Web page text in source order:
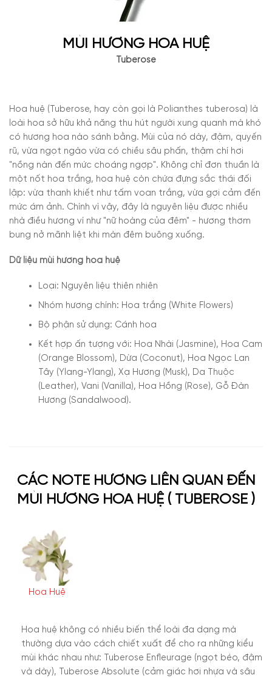
MÙI HƯƠNG HOA HUỆ
Tuberose
Hoa huệ (Tuberose, hay còn gọi là Polianthes tuberosa) là
loài hoa sở hữu khả năng thu hút người xung quanh mà khó
có hương hoa nào sánh bằng. Mùi của nó dày, đậm, quyến
rũ, vừa ngọt ngào vừa có chiều sâu phấn, thậm chí hơi
"nồng nàn đến mức choáng ngợp". Không chỉ đơn thuần là
một nốt hoa trắng, hoa huệ còn chứa đựng sắc thái đối
lập: vừa thanh khiết như tấm voan trắng, vừa gợi cảm đến
mức ám ảnh. Chính vì vậy, đây là nguyên liệu được nhiều
nhà điều hương ví như "nữ hoàng của đêm" - hương thơm
bung nở mãnh liệt khi màn đêm buông xuống.
Dữ liệu mùi hương hoa huệ
Loại: Nguyên liệu thiên nhiên
Nhóm hương chính: Hoa trắng (White Flowers)
Bộ phận sử dụng: Cánh hoa
Kết hợp ấn tượng với: Hoa Nhài (Jasmine), Hoa Cam
(Orange Blossom), Dừa (Coconut), Hoa Ngọc Lan
Tây (Ylang-Ylang), Xạ Hương (Musk), Da Thuộc
(Leather), Vani (Vanilla), Hoa Hồng (Rose), Gỗ Đàn
Hương (Sandalwood).
CÁC NOTE HƯƠNG LIÊN QUAN ĐẾN
MÙI HƯƠNG HOA HUỆ ( TUBEROSE )
Hoa Huệ
Hoa huệ không có nhiều biến thể loài đa dạng mà
thường dựa vào cách chiết xuất để cho ra những kiểu
mùi khác nhau như:
Tuberose Enfleurage (ngọt béo, đậm
và dày), Tuberose Absolute (cảm giác hơi nhựa và sâu